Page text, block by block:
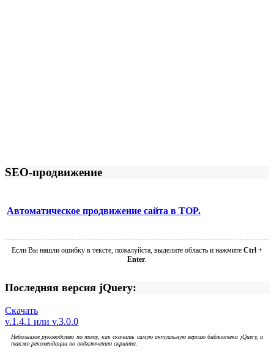
SEO-продвижение
Автоматическое продвижение сайта в TOP.
Если Вы нашли ошибку в тексте, пожалуйста, выделите область и нажмите Ctrl +
Enter.
Последняя версия jQuery:
Скачать
v.1.4.1 или v.3.0.0
Небольшое руководство по тому, как скачать самую актуальную версию библиотеки jQuery, а
также рекомендации по подключению скрипта.